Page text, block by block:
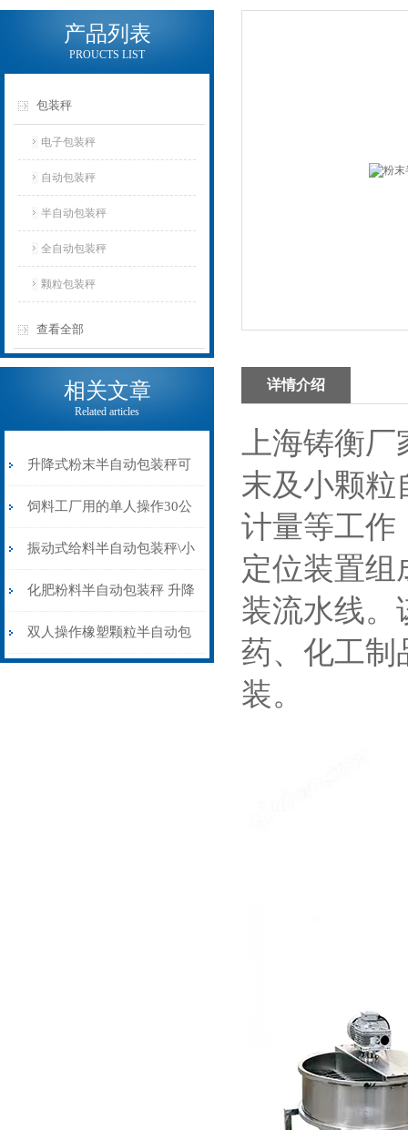
产品列表
PROUCTS LIST
包装秤
电子包装秤
自动包装秤
半自动包装秤
全自动包装秤
颗粒包装秤
查看全部
相关文章
Related articles
升降式粉末半自动包装秤可
配缝包机价格
饲料工厂用的单人操作30公
斤半自动包装秤价格
振动式给料半自动包装秤\小
麦玉米黄豆专用打包秤
化肥粉料半自动包装秤 升降
除尘防爆式灌装秤25公斤
双人操作橡塑颗粒半自动包
详情介绍
上海铸衡
末及小颗粒
计量等工作
定位装置组
装流水线。
药、化工制
装。